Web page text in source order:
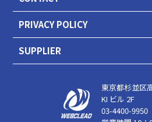
PRIVACY POLICY
SUPPLIER
東京都杉並区
KI ビル 2F
03-4400-9950